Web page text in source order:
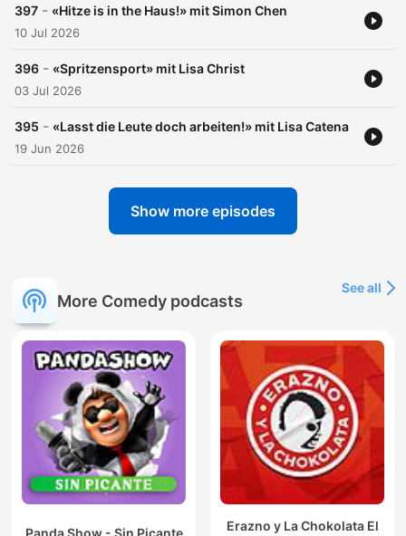
397 - «Hitze is in the Haus!» mit Simon Chen
10 Jul 2026
396 - «Spritzensport» mit Lisa Christ
03 Jul 2026
395 - «Lasst die Leute doch arbeiten!» mit Lisa Catena
19 Jun 2026
Show more episodes
More Comedy podcasts
See all
Erazno y La Chokolata El